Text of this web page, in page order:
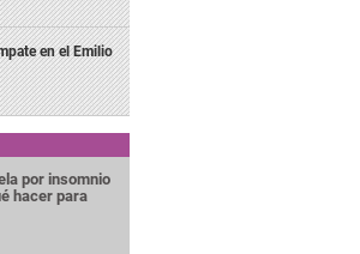
en el Emilio
por insomnio
hacer para